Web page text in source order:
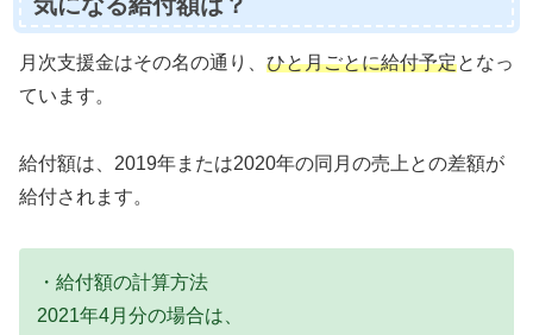
月次支援金はその名の通り、 ひと月ごとに給付予定となっ
ています。
給付額は、2019年または2020年の同月の売上との差額が
給付されます。
・給付額の計算方法
2021年4月分の場合は、